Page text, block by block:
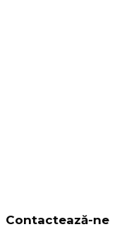
Contactează-ne